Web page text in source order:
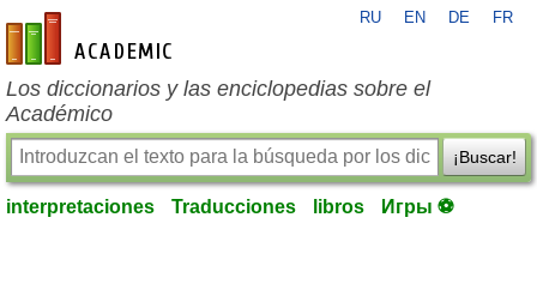
es-academic.com
RU EN DE FR
Los diccionarios y las enciclopedias sobre el
Académico
¡Buscar!
interpretaciones Traducciones libros Игры ⚽